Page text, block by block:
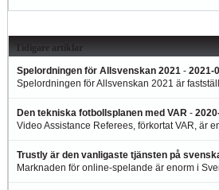
Tidigare artiklar
Spelordningen för Allsvenskan 2021 - 2021-
Spelordningen för Allsvenskan 2021 är
Den tekniska fotbollsplanen med VAR -
Video Assistance Referees, förkortat VAR, är
Trustly är den vanligaste tjänsten på
Marknaden för online-spelande är enorm i